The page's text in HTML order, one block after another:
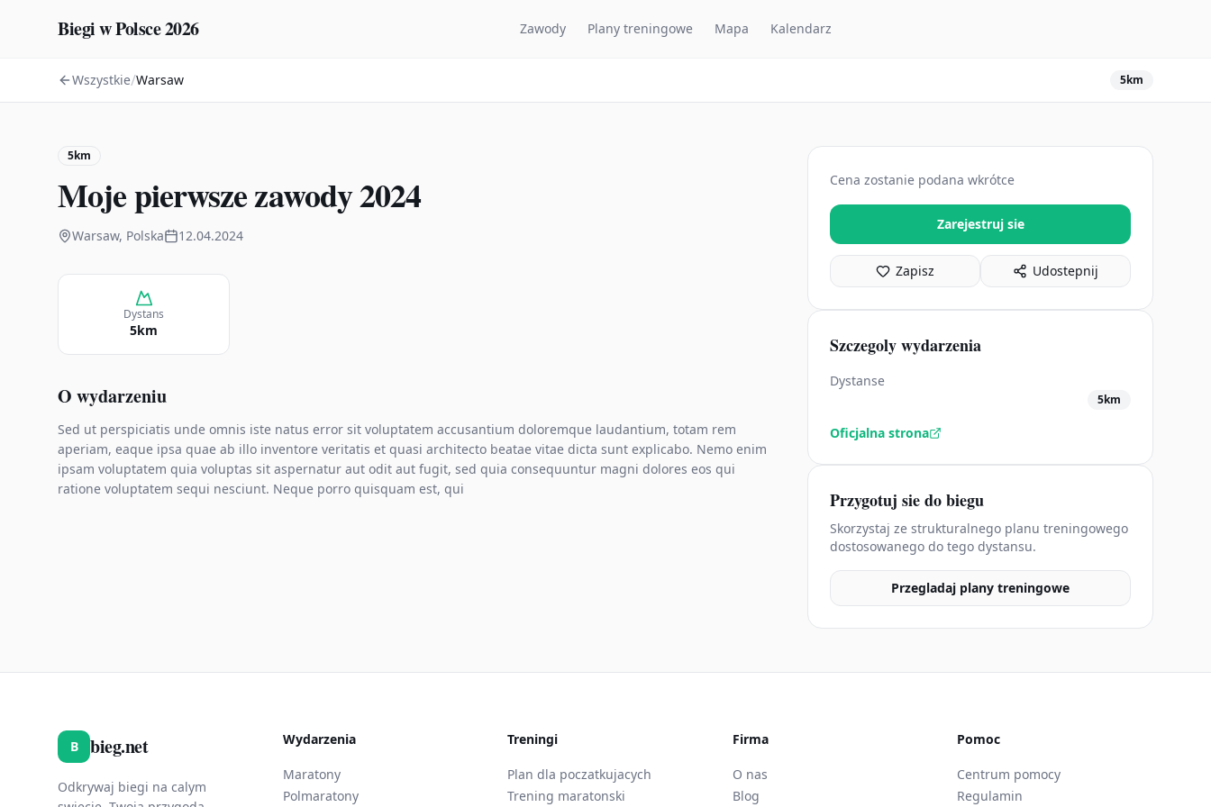
Biegi w Polsce 2026 Zawody Plany treningowe Mapa Kalendarz
Wszystkie/Warsaw 5km
5km
Moje pierwsze zawody 2024
Warsaw, Polska 12.04.2024
Dystans
5km
O wydarzeniu
Sed ut perspiciatis unde omnis iste natus error sit voluptatem accusantium doloremque laudantium, totam rem
aperiam, eaque ipsa quae ab illo inventore veritatis et quasi architecto beatae vitae dicta sunt explicabo. Nemo enim
ipsam voluptatem quia voluptas sit aspernatur aut odit aut fugit, sed quia consequuntur magni dolores eos qui
ratione voluptatem sequi nesciunt. Neque porro quisquam est, qui
Cena zostanie podana wkrótce
Zarejestruj sie
Zapisz Udostepnij
Szczegoly wydarzenia
Dystanse
5km
Oficjalna strona
Przygotuj sie do biegu
Skorzystaj ze strukturalnego planu treningowego
dostosowanego do tego dystansu.
Przegladaj plany treningowe
B bieg.net
Odkrywaj biegi na calym
Wydarzenia
Maratony
Polmaratony
Treningi
Plan dla poczatkujacych
Trening maratonski
Firma
O nas
Blog
Pomoc
Centrum pomocy
Regulamin